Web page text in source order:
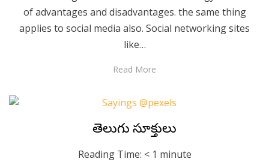
of advantages and disadvantages. the same thing
applies to social media also. Social networking sites
like…
Read More
Posted
on
July 16, 2020
Telugu
తెలుగు సూక్తులు
Reading Time: < 1 minute